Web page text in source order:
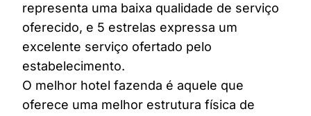
representa uma baixa qualidade de serviço
oferecido, e 5 estrelas expressa um
excelente serviço ofertado pelo
estabelecimento.
O melhor hotel fazenda é aquele que
oferece uma melhor estrutura física de